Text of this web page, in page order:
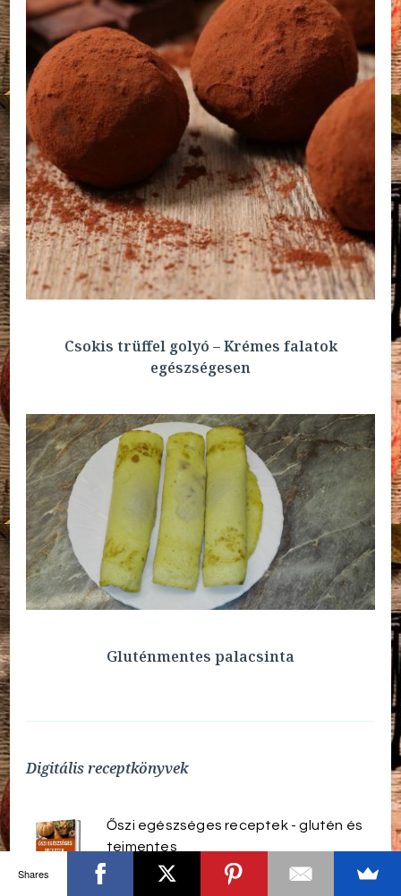
Csokis trüffel golyó – Krémes falatok
egészségesen
Gluténmentes palacsinta
Digitális receptkönyvek
Őszi egészséges receptek - glutén és
tejmentes
Ft
Shares